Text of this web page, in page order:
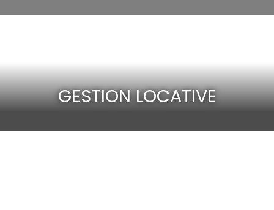
GESTION LOCATIVE